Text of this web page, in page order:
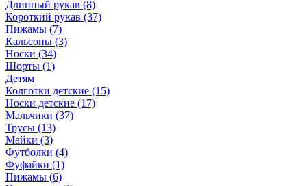
Длинный рукав (8)
Короткий рукав (37)
Пижамы (7)
Кальсоны (3)
Носки (34)
Шорты (1)
Детям
Колготки детские (15)
Носки детские (17)
Мальчики (37)
Трусы (13)
Майки (3)
Футболки (4)
Фуфайки (1)
Пижамы (6)